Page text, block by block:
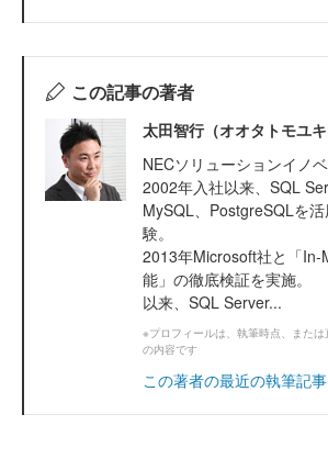
この記事の著者
太田智行（オオタトモユキ
NECソリューションイノ
2002年入社以来、SQL
MySQL、PostgreSQLを
験。
2013年Microsoft社と「In-
能」の徹底検証を実施。
以来、SQL Server...
※プロフィールは、執筆時点、また
の内容です
この著者の最近の執筆記事